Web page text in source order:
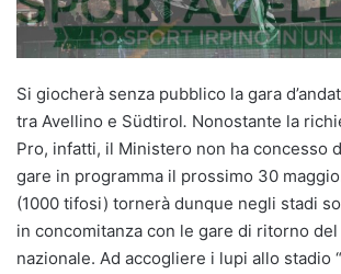
Si giocherà senza pubblico la gara
tra Avellino e Südtirol. Nonostante la
Pro, infatti, il Ministero non ha concesso
gare in programma il prossimo 30
(1000 tifosi) tornerà dunque negli stadi
in concomitanza con le gare di ritorno
nazionale. Ad accogliere i lupi allo stadio